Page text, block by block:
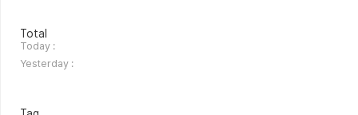
방
문
자
수
Total
Today :
Yesterday :